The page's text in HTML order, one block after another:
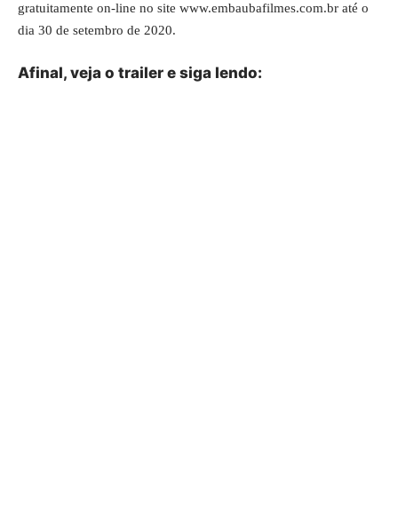
gratuitamente on-line no site www.embaubafilmes.com.br até o
dia 30 de setembro de 2020.
Afinal, veja o trailer e siga lendo: